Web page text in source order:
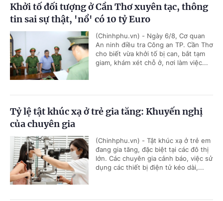
Khởi tố đối tượng ở Cần Thơ xuyên tạc, thông
tin sai sự thật, 'nổ' có 10 tỷ Euro
(Chinhphu.vn) - Ngày 6/8, Cơ quan
An ninh điều tra Công an TP. Cần Thơ
cho biết vừa khởi tố bị can, bắt tạm
giam, khám xét chỗ ở, nơi làm việc...
Tỷ lệ tật khúc xạ ở trẻ gia tăng: Khuyến nghị
của chuyên gia
(Chinhphu.vn) - Tật khúc xạ ở trẻ em
đang gia tăng, đặc biệt tại các đô thị
lớn. Các chuyên gia cảnh báo, việc sử
dụng các thiết bị điện tử kéo dài,...